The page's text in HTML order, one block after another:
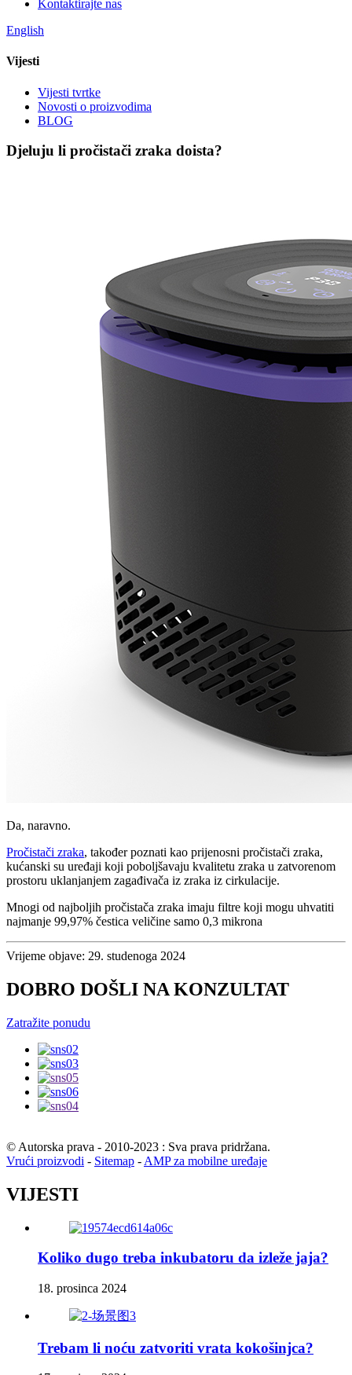
Kontaktirajte nas
English
Vijesti
Vijesti tvrtke
Novosti o proizvodima
BLOG
Djeluju li pročistači zraka doista?
Da, naravno.
Pročistači zraka, također poznati kao prijenosni pročistači zraka,
kućanski su uređaji koji poboljšavaju kvalitetu zraka u zatvorenom
prostoru uklanjanjem zagađivača iz zraka iz cirkulacije.
Mnogi od najboljih pročistača zraka imaju filtre koji mogu uhvatiti
najmanje 99,97% čestica veličine samo 0,3 mikrona
Vrijeme objave: 29. studenoga 2024
DOBRO DOŠLI NA KONZULTAT
Zatražite ponudu
© Autorska prava - 2010-2023 : Sva prava pridržana.
Vrući proizvodi - Sitemap - AMP za mobilne uređaje
VIJESTI
Koliko dugo treba inkubatoru da izleže jaja?
18. prosinca 2024
Trebam li noću zatvoriti vrata kokošinjca?